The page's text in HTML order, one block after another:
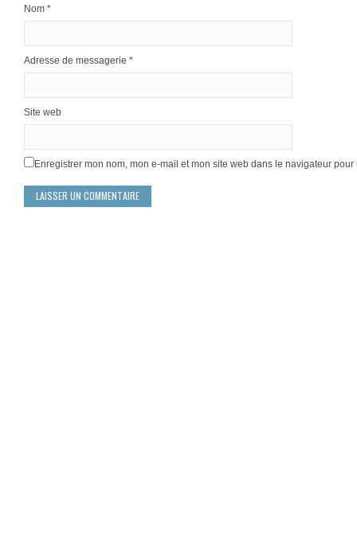
Nom *
Adresse de messagerie *
Site web
Enregistrer mon nom, mon e-mail et mon site web dans le navigateur